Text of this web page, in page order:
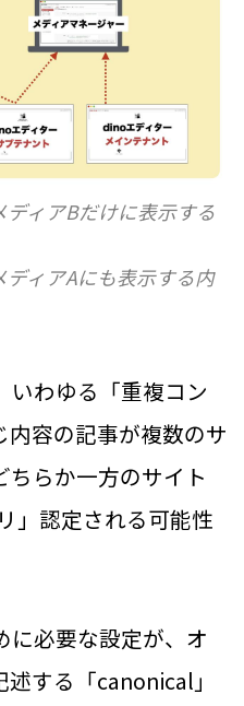
ィアBだけに表示する
ィアAにも表示する内
いわゆる「重複コン
容の記事が複数のサ
ちらか一方のサイト
」認定される可能性
に必要な設定が、オ
する「canonical」